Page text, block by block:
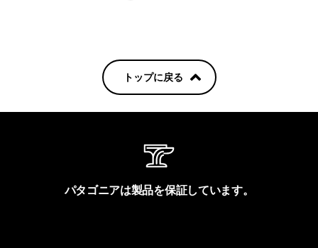
トップに戻る
パタゴニアは製品を保証しています。